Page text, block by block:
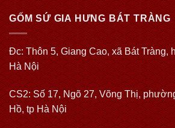
GỐM SỨ GIA HƯNG BÁT TRÀNG
Đc: Thôn 5, Giang Cao, xã Bát Tràng,
Hà Nội
CS2: Số 17, Ngõ 27, Võng Thị,
Hồ, tp Hà Nội